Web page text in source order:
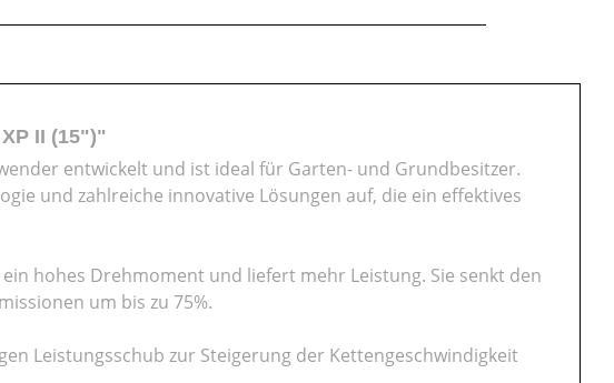
II (15")"
entwickelt und ist ideal für Garten- und Grundbesitzer.
und zahlreiche innovative Lösungen auf, die ein effektives
hohes Drehmoment und liefert mehr Leistung. Sie senkt den
um bis zu 75%.
Leistungsschub zur Steigerung der Kettengeschwindigkeit